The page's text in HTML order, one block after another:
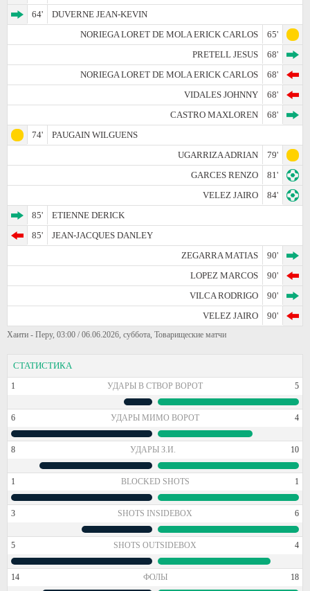
64'
DUVERNE JEAN-KEVIN
NORIEGA LORET DE MOLA ERICK CARLOS
65'
PRETELL JESUS
68'
NORIEGA LORET DE MOLA ERICK CARLOS
68'
VIDALES JOHNNY
68'
CASTRO MAXLOREN
68'
74'
PAUGAIN WILGUENS
UGARRIZA ADRIAN
79'
GARCES RENZO
81'
VELEZ JAIRO
84'
85'
ETIENNE DERICK
85'
JEAN-JACQUES DANLEY
ZEGARRA MATIAS
90'
LOPEZ MARCOS
90'
VILCA RODRIGO
90'
VELEZ JAIRO
90'
Хаити - Перу, 03:00 / 06.06.2026, суббота, Товарищеские матчи
СТАТИСТИКА
1 УДАРЫ В СТВОР ВОРОТ 5
6 УДАРЫ МИМО ВОРОТ 4
8 УДАРЫ З.И. 10
1 BLOCKED SHOTS 1
3 SHOTS INSIDEBOX 6
5 SHOTS OUTSIDEBOX 4
14 ФОЛЫ 18